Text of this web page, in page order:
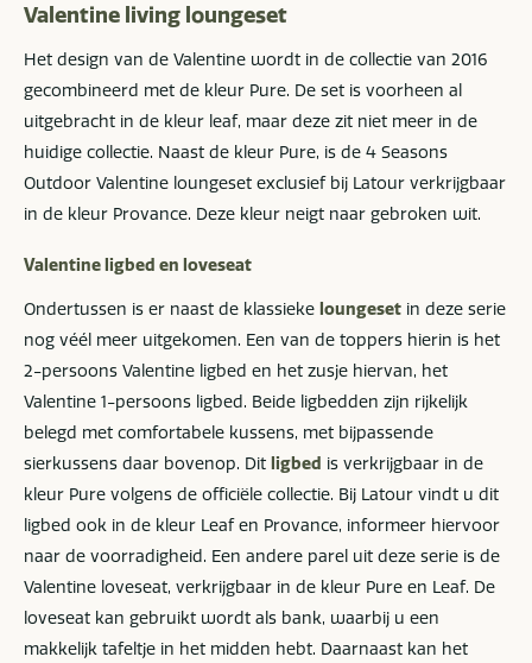
Valentine living loungeset
Het design van de Valentine wordt in de collectie van 2016
gecombineerd met de kleur Pure. De set is voorheen al
uitgebracht in de kleur leaf, maar deze zit niet meer in de
huidige collectie. Naast de kleur Pure, is de 4 Seasons
Outdoor Valentine loungeset exclusief bij Latour verkrijgbaar
in de kleur Provance. Deze kleur neigt naar gebroken wit.
Valentine ligbed en loveseat
Ondertussen is er naast de klassieke loungeset in deze serie
nog véél meer uitgekomen. Een van de toppers hierin is het
2-persoons Valentine ligbed en het zusje hiervan, het
Valentine 1-persoons ligbed. Beide ligbedden zijn rijkelijk
belegd met comfortabele kussens, met bijpassende
sierkussens daar bovenop. Dit ligbed is verkrijgbaar in de
kleur Pure volgens de officiële collectie. Bij Latour vindt u dit
ligbed ook in de kleur Leaf en Provance, informeer hiervoor
naar de voorradigheid. Een andere parel uit deze serie is de
Valentine loveseat, verkrijgbaar in de kleur Pure en Leaf. De
loveseat kan gebruikt wordt als bank, waarbij u een
makkelijk tafeltje in het midden hebt. Daarnaast kan het